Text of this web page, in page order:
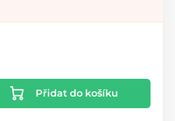
Přidat do košíku